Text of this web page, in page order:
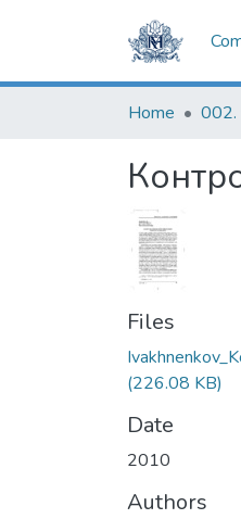
Home
Files
(226.08 KB)
Date
2010
Authors